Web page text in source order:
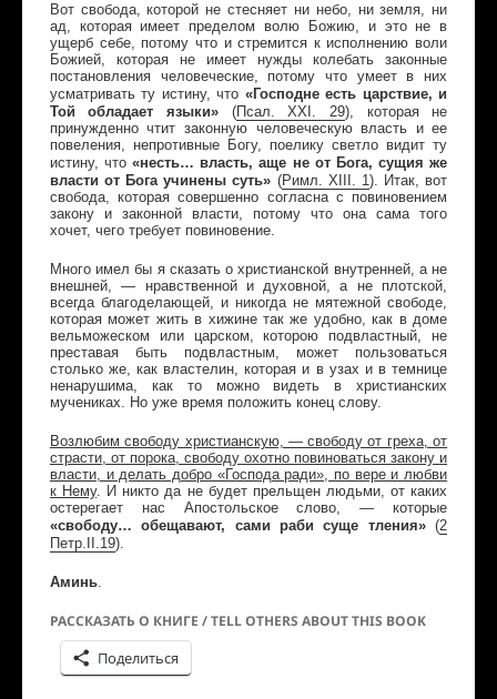
Вот свобода, которой не стесняет ни небо, ни земля, ни
ад, которая имеет пределом волю Божию, и это не в
ущерб себе, потому что и стремится к исполнению воли
Божией, которая не имеет нужды колебать законные
постановления человеческие, потому что умеет в них
усматривать ту истину, что «Господне есть царствие, и
Той обладает языки» (Псал .XXI . 29), которая не
принужденно чтит законную человеческую власть и ее
повеления, непротивные Богу, поелику светло видит ту
истину, что«несть… власть, аще не от Бога, сущия же
власти от Бога учинены суть» (Римл XIII . 1). Итак, вот
свобода, которая совершенно согласна с повиновением
закону и законной власти, потому что она сама того
хочет, чего требует повиновение.
Много имел бы я сказать о христианской внутренней, а не
внешней, — нравственной и духовной, а не плотской,
всегда благоделающей, и никогда не мятежной свободе,
которая может жить в хижине так же удобно, как в доме
вельможеском или царском, которою подвластный, не
преставая быть подвластным, может пользоваться
столько же, как властелин, которая и в узах и в темнице
ненарушима, как то можно видеть в христианских
мучениках. Но уже время положить конец слову.
Возлюбим свободу христианскую, — свободу от греха, от
страсти, от порока, свободу охотно повиноваться закону и
власти, и делать добро «Господа ради», по вере и любви
к Нему. И никто да не будет прельщен людьми, от каких
остерегает нас Апостольское слово, — которые
«свободу… обещавают, сами раби суще тления»(2
Петр. II .19).
Аминь.
РАССКАЗАТЬ О КНИГЕ / TELL OTHERS ABOUT THIS BOOK
Поделиться